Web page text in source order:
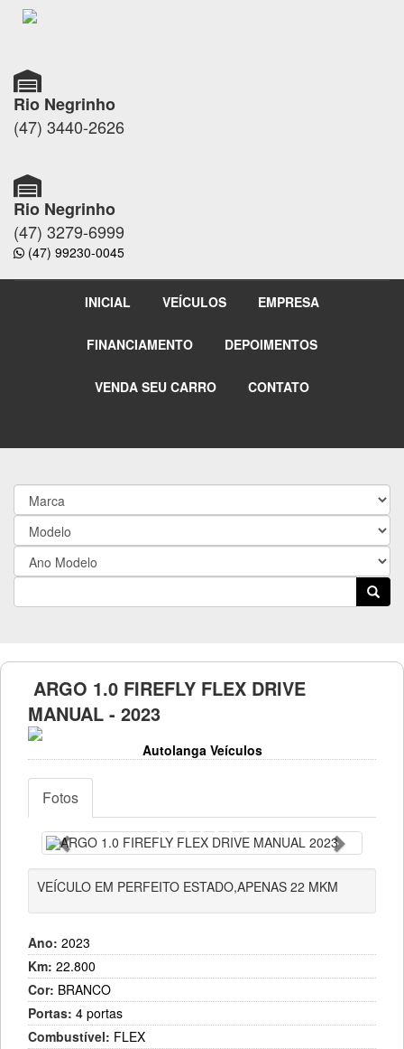
Rio Negrinho
(47) 3440-2626
Rio Negrinho
(47) 3279-6999
(47) 99230-0045
INICIAL VEÍCULOS EMPRESA
FINANCIAMENTO DEPOIMENTOS
VENDA SEU CARRO CONTATO
ARGO 1.0 FIREFLY FLEX DRIVE
MANUAL - 2023
Autolanga Veículos
Fotos
Anterior Próximo
VEÍCULO EM PERFEITO ESTADO,APENAS 22 MKM
Ano: 2023
Km: 22.800
Cor: BRANCO
Portas: 4 portas
Combustível: FLEX